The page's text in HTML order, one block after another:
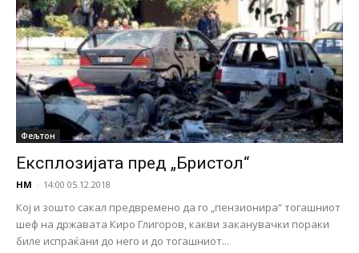
Фељтон
Експлозијата пред „Бристол“
НМ - 14:00 05.12.2018
Кој и зошто сакал предвремено да го „пензионира“ тогашниот
шеф на државата Киро Глигоров, какви заканувачки пораки
биле испраќани до него и до тогашниот...